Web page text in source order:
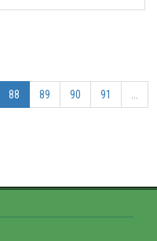
88 89 90 91